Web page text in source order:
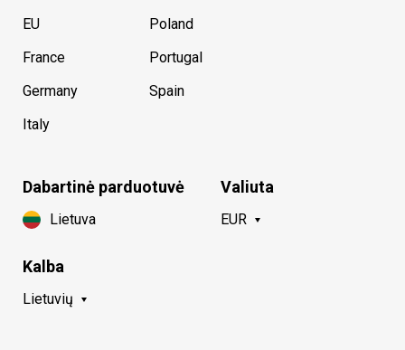
EU
France
Germany
Italy
Poland
Portugal
Spain
Dabartinė parduotuvė
Lietuva
Kalba
Lietuvių
Valiuta
EUR